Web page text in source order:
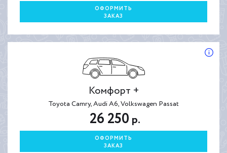
ОФОРМИТЬ
ЗАКАЗ
Комфорт +
Toyota Camry, Audi A6, Volkswagen Passat
26 250 р.
ОФОРМИТЬ
ЗАКАЗ